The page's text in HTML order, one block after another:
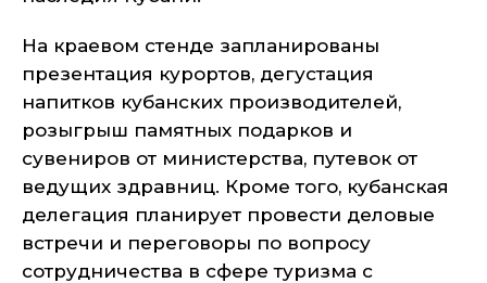
На краевом стенде запланированы
презентация курортов, дегустация
напитков кубанских производителей,
розыгрыш памятных подарков и
сувениров от министерства, путевок от
ведущих здравниц. Кроме того, кубанская
делегация планирует провести деловые
встречи и переговоры по вопросу
сотрудничества в сфере туризма с